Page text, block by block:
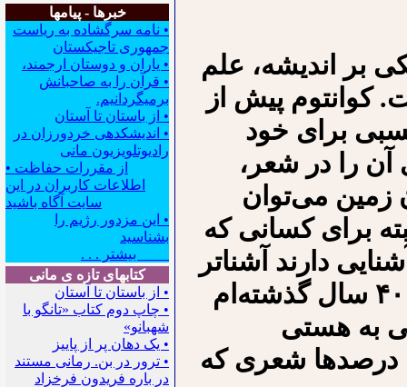
خبرها - پیامها
• نامه سرگشاده به ریاست
جمهوری تاجیکستان
• یاران و دوستان ارجمند،
• قرآن را به صاحبانش
برمیگردانیم.
• از باستان تا آستان
• اندیشکده‍ی خردورزان در
رادیوتلویزیون مانی
• از مقررات حفاظت
اطلاعات کاربران در این
سایت آگاه باشید
• این مزدور رژیم را
بشناسید
بیشتر . . .
کتابهای تازه ی مانی
• از باستان تا آستان
• چاپ دوم کتاب «تانگو با
شهبانو»
• یک دهان پر از پاییز
• ترور در بن. رمانی مستند
در باره فریدون فرخزاد
بر اندیشه، علم
کوانتوم پیش از
برای خود
آن را در شعر،
زمین می‌توان
برای کسانی که
دارند آشناتر
و ای بسا دل‌پذیرتر باشد. من در شعرهای ۴۰ سال گذشته‌ام
به هستی
درصدها شعری که